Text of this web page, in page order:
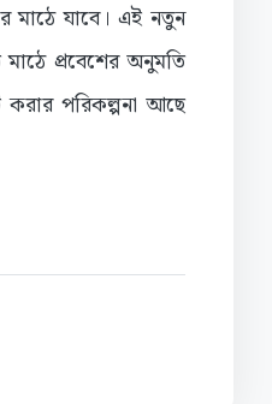
মাঠে যাবে। এই নতুন
প্রবেশের অনুমতি
করার পরিকল্পনা আছে